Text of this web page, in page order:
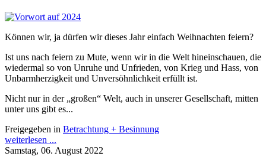
Können wir, ja dürfen wir dieses Jahr einfach Weihnachten feiern?
Ist uns nach feiern zu Mute, wenn wir in die Welt hineinschauen, die
wiedermal so von Unruhe und Unfrieden, von Krieg und Hass, von
Unbarmherzigkeit und Unversöhnlichkeit erfüllt ist.
Nicht nur in der „großen“ Welt, auch in unserer Gesellschaft, mitten
unter uns gibt es...
Freigegeben in Betrachtung + Besinnung
weiterlesen ...
Samstag, 06. August 2022